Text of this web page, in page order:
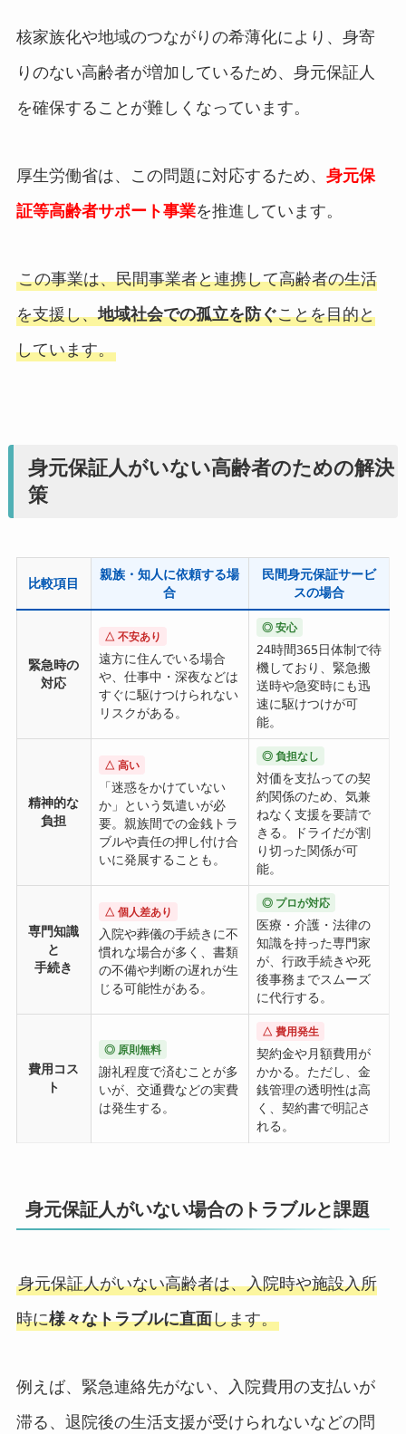
核家族化や地域のつながりの希薄化により、身寄
りのない高齢者が増加しているため、身元保証人
を確保することが難しくなっています。
厚生労働省は、この問題に対応するため、 身元保
証等高齢者サポート事業を推進しています。
この事業は、民間事業者と連携して高齢者の生活
を支援し、地域社会での孤立を防ぐことを目的と
しています。
身元保証人がいない高齢者のための解決
策
比較項目
親族・知人に依頼する場
合
民間身元保証サービ
スの場合
緊急時の
対応
△ 不安あり
遠方に住んでいる場合
や、仕事中・深夜などは
すぐに駆けつけられない
リスクがある。
◎ 安心
24時間365日体制で待
機しており、緊急搬
送時や急変時にも迅
速に駆けつけが可
能。
精神的な
負担
△ 高い
「迷惑をかけていない
か」という気遣いが必
要。親族間での金銭トラ
ブルや責任の押し付け合
いに発展することも。
◎ 負担なし
対価を支払っての契
約関係のため、気兼
ねなく支援を要請で
きる。ドライだが割
り切った関係が可
能。
専門知識
と
手続き
△ 個人差あり
入院や葬儀の手続きに不
慣れな場合が多く、書類
の不備や判断の遅れが生
じる可能性がある。
◎ プロが対応
医療・介護・法律の
知識を持った専門家
が、行政手続きや死
後事務までスムーズ
に代行する。
費用コス
ト
◎ 原則無料
謝礼程度で済むことが多
いが、交通費などの実費
は発生する。
△ 費用発生
契約金や月額費用が
かかる。ただし、金
銭管理の透明性は高
く、契約書で明記さ
れる。
身元保証人がいない場合のトラブルと課題
身元保証人がいない高齢者は、入院時や施設入所
時に様々なトラブルに直面します。
例えば、緊急連絡先がない、入院費用の支払いが
滞る、退院後の生活支援が受けられないなどの問